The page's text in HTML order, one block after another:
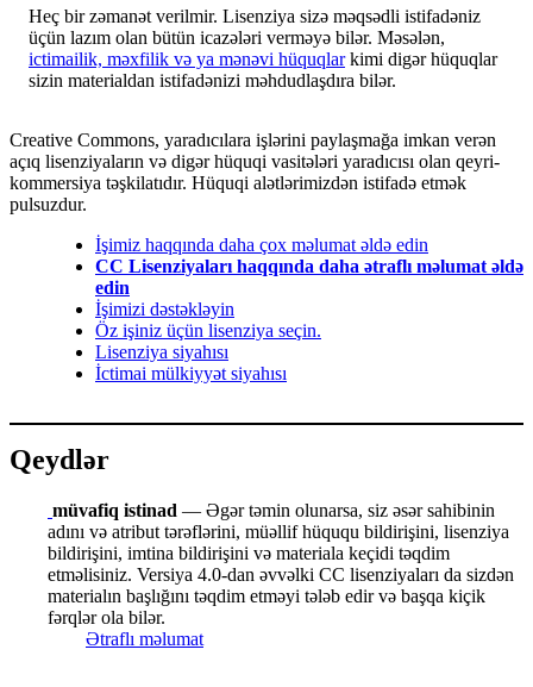
Heç bir zəmanət verilmir. Lisenziya sizə məqsədli istifadəniz
üçün lazım olan bütün icazələri verməyə bilər. Məsələn,
ictimailik, məxfilik və ya mənəvi hüquqlarkimi digər hüquqlar
sizin materialdan istifadənizi məhdudlaşdıra bilər.
Creative Commons, yaradıcılara işlərini paylaşmağa imkan verən
açıq lisenziyaların və digər hüquqi vasitələri yaradıcısı olan qeyri-
kommersiya təşkilatıdır. Hüquqi alətlərimizdən istifadə etmək
pulsuzdur.
İşimiz haqqında daha çox məlumat əldə edin
CC Lisenziyaları haqqında daha ətraflı məlumat əldə
edin
İşimizi dəstəkləyin
Öz işiniz üçün lisenziya seçin.
Lisenziya siyahısı
İctimai mülkiyyət siyahısı
Qeydlər
müvafiq istinad — Əgər təmin olunarsa, siz əsər sahibinin
adını və atribut tərəflərini, müəllif hüququ bildirişini, lisenziya
bildirişini, imtina bildirişini və materiala keçidi təqdim
etməlisiniz. Versiya 4.0-dan əvvəlki CC lisenziyaları da sizdən
materialın başlığını təqdim etməyi tələb edir və başqa kiçik
fərqlər ola bilər.
Ətraflı məlumat